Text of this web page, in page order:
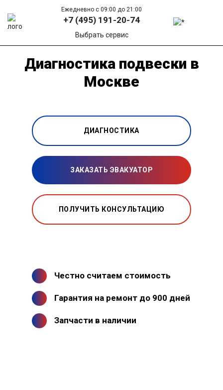
Ежедневно с 09:00 до 21:00
+7 (495) 191-20-74
Выбрать сервис
Диагностика подвески в
Москве
ДИАГНОСТИКА
ЗАКАЗАТЬ ЭВАКУАТОР
ПОЛУЧИТЬ КОНСУЛЬТАЦИЮ
Честно считаем стоимость
Гарантия на ремонт до 900 дней
Запчасти в наличии